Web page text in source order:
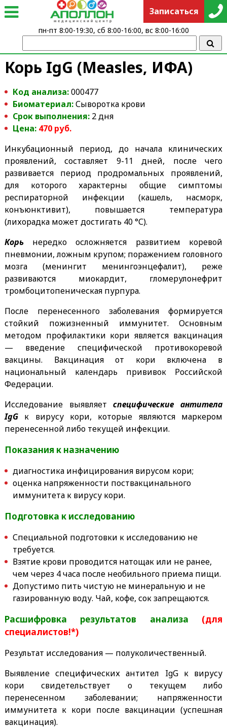
Корь IgG (Measles, ИФА)
Код анализа:000477
Биоматериал:Сыворотка крови
Срок выполнения: 2 дня
Цена: 470руб.
Инкубационный период, до начала клинических
проявлений, составляет 9-11 дней, после чего
развивается период продромальных проявлений,
для которого характерны общие симптомы
респираторной инфекции (кашель, насморк,
конъюнктивит), повышается температура
(лихорадка может достигать 40 °С).
Корьнередко осложняется развитием коревой
пневмонии, ложным крупом; поражением головного
мозга (менингит менингоэнцефалит), реже
развиваются миокардит, гломерулонефрит
тромбоцитопеническая пурпура.
После перенесенного заболевания формируется
стойкий пожизненный иммунитет. Основным
методом профилактики кори является вакцинация
— введение специфической противокоревой
вакцины. Вакцинация от кори включена в
национальный календарь прививок Российской
Федерации.
Исследование выявляетспецифические антитела
IgGк вирусу кори, которые являются маркером
перенесенной либо текущей инфекции.
Показания к назначению
диагностика инфицирования вирусом кори;
оценка напряженности поствакцинального
иммунитета к вирусу кори.
Подготовка к исследованию
Специальной подготовки к исследованию не
требуется.
Взятие крови проводится натощак или не ранее,
чем через 4 часа после необильного приема пищи.
Допустимо пить чистую не минеральную и не
газированную воду. Чай, кофе, сок запрещаются.
Расшифровка результатов анализа (для
специалистов!*)
Результат исследования — полуколичественный.
Выявление специфических антител IgG к вирусу
кори свидетельствует о текущем либо
перенесенном заболевании; напряженности
иммунитета к кори после вакцинации (успешная
вакцинация).
Записаться
пн-пт 8:00-19:30, сб 8:00-16:00, вс 8:00-16:00